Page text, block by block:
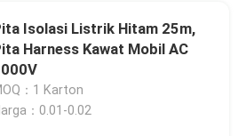
Isolasi Listrik Hitam 25m,
Harness Kawat Mobil AC
：1 Karton
：0.01-0.02